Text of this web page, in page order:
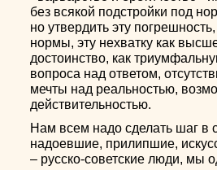
без всякой подстройки под
но утвердить эту
нормы, эту нехватку как
достоинство, как
вопроса над ответом,
мечты над реальностью,
действительностью.
Нам всем надо сделать шаг в
надоевшие, прилипшие,
– русско-советские люди, мы